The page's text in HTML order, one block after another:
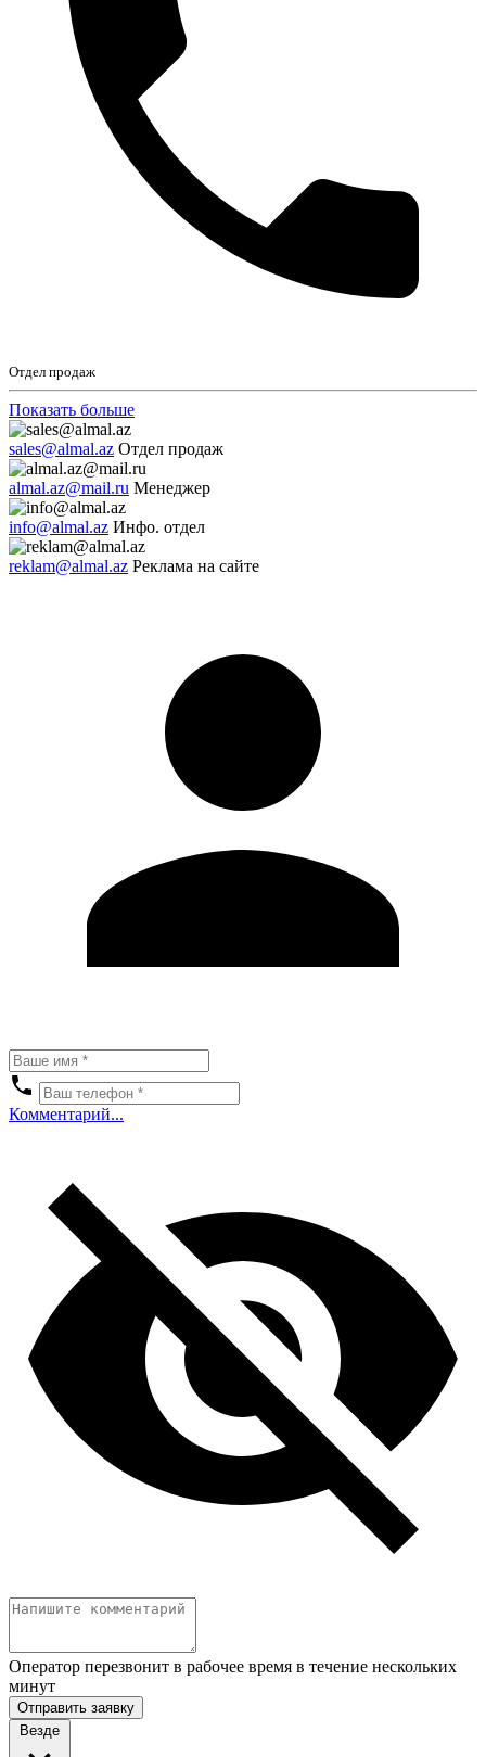
Отдел продаж
Показать больше
sales@almal.az Отдел продаж
almal.az@mail.ru Менеджер
info@almal.az Инфо. отдел
reklam@almal.az Реклама на сайте
Комментарий...
Оператор перезвонит в рабочее время в течение нескольких
минут
Отправить заявку
Везде